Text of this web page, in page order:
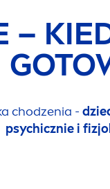
chodzenia -
psychicznie i